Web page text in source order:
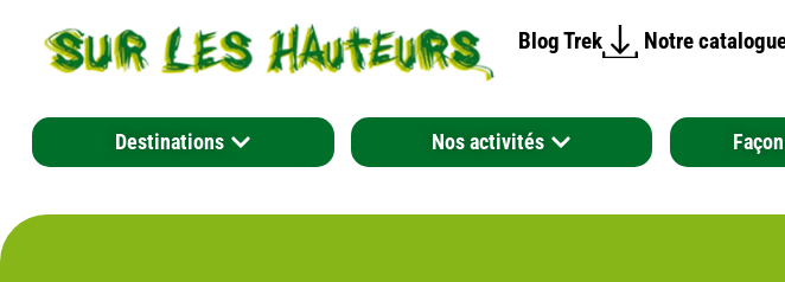
Blog Trek Notre
Destinations Nos activités